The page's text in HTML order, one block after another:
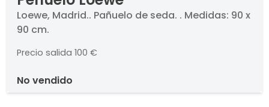
Loewe, Madrid.. Pañuelo de seda. . Medidas: 90 x
90 cm.
Precio salida 100 €
no vendido